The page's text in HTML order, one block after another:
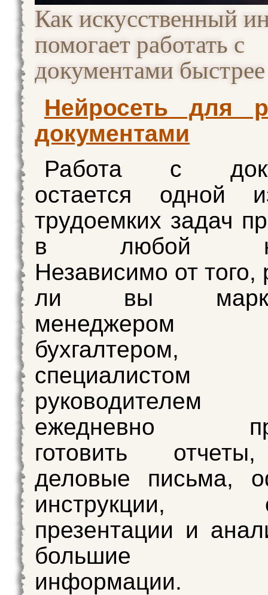
Как искусственный
помогает работать с
документами быстрее
Нейросеть для
документами
Работа с
остается одной
трудоемких задач
в любой
Независимо от того,
ли вы
менеджером
руководителем
ежедневно
готовить
деловые письма,
инструкции,
презентации и
большие
информации.